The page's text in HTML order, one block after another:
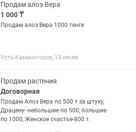
Продам алоэ Вера
1 000 ₸
Продам алоэ Вера 1000 тенге
Усть-Каменогорск, 13 июля
Продам растения
Договорная
Продам Алоэ Вера по 500 т за штуку,
Драцену- небольшие по 500, большие
по 1000, Женское счастье-800 т.